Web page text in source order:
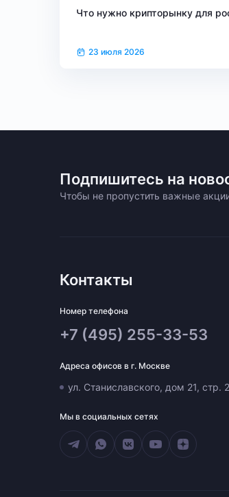
Что нужно крипторынку для
23 июля 2026
Подпишитесь на
Чтобы не пропустить важные
Контакты
Номер телефона
+7 (495) 255-33-53
Адреса офисов в г. Москве
ул. Станиславского, дом 21, стр. 2
Мы в социальных сетях